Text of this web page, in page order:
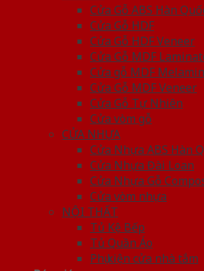
Cửa Gỗ ABS Hàn
Cửa Gỗ HDF
Cửa Gỗ HDF Veneer
Cửa Gỗ MDF
Cửa gỗ MDF
Cửa Gỗ MDF Veneer
Cửa Gỗ Tự Nhiên
Cửa vòm gỗ
CỬA NHỰA
Cửa Nhựa ABS Hàn
Cửa Nhựa Đài Loan
Cửa Nhựa Gỗ
Cửa vòm nhựa
NỘI THẤT
Tủ Kệ Bếp
Tủ Quần Áo
Phụ kiện cửa nhà tắm